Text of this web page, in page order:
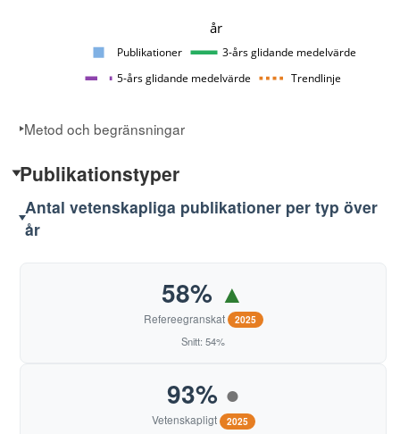
Publikationer
3-års glidande medelvärde
5-års glidande medelvärde
Trendlinje
år
Metod och begränsningar
Publikationstyper
Antal vetenskapliga publikationer per typ över
år
58% ▲
Refereegranskat 2025
Snitt: 54%
93% ●
Vetenskapligt 2025